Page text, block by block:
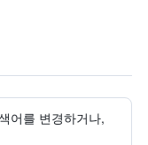
어를 변경하거나,